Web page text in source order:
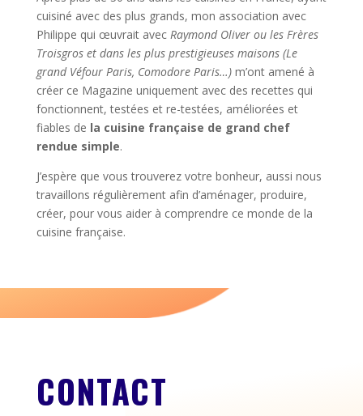
cuisiné avec des plus grands, mon association avec
Philippe qui œuvrait avec Raymond Oliver ou les Frères
Troisgros et dans les plus prestigieuses maisons (Le
grand Véfour Paris, Comodore Paris…)m’ont amené à
créer ce Magazine uniquement avec des recettes qui
fonctionnent, testées et re-testées, améliorées et
fiables de la cuisine française de grand chef
rendue simple.
J’espère que vous trouverez votre bonheur, aussi nous
travaillons régulièrement afin d’aménager, produire,
créer, pour vous aider à comprendre ce monde de la
cuisine française.
CONTACT